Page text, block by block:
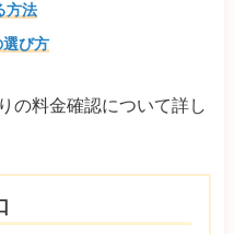
方法
び方
の料金確認について詳し